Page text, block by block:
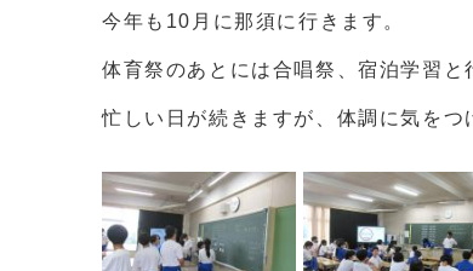
今年も10月に那須に行きます。
体育祭のあとには合唱祭、宿泊学習と
忙しい日が続きますが、体調に気をつ